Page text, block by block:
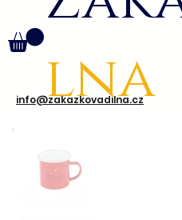
info@zakazkovadilna.cz
lna